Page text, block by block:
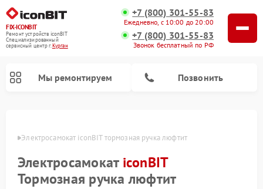
FIX-ICONBIT
Ремонт устройств iconBIT
Специализированный
cервисный центр г.Курган
+7 (800) 301-55-83
Ежедневно, с 10:00 до 20:00
+7 (800) 301-55-83
Звонок бесплатный по РФ
Мы ремонтируем Позвонить
Электросамокат iconBIT тормозная ручка люфтит
Электросамокат iconBIT
Тормозная ручка люфтит